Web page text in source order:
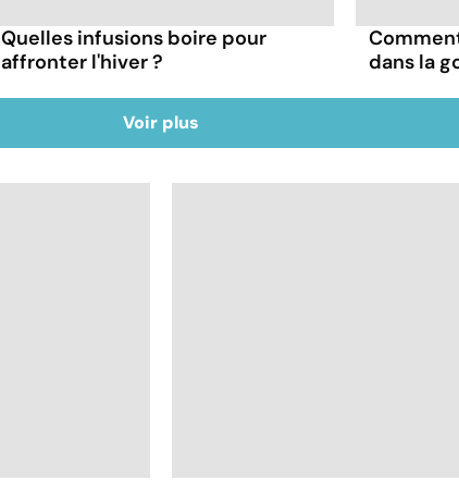
Quelles infusions boire pour
affronter l'hiver ?
dans la
Voir plus